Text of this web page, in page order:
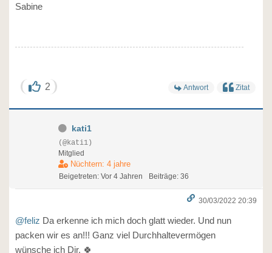
Sabine
2 Antwort Zitat
kati1
(@kati1)
Mitglied
Nüchtern: 4 jahre
Beigetreten: Vor 4 Jahren Beiträge: 36
30/03/2022 20:39
@feliz Da erkenne ich mich doch glatt wieder. Und nun
packen wir es an!!! Ganz viel Durchhaltevermögen
wünsche ich Dir. 🍀